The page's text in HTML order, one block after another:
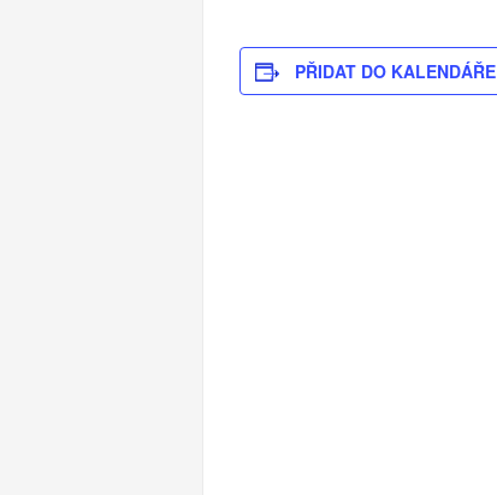
PŘIDAT DO KALENDÁŘE